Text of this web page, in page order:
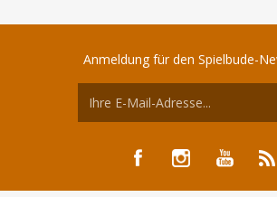
Anmeldung für den Spielbude-